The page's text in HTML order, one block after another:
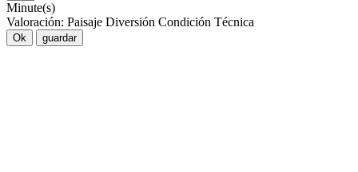
Minute(s)
Valoración: Paisaje Diversión Condición Técnica
Ok guardar